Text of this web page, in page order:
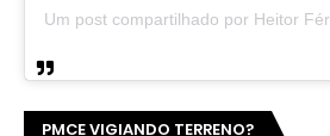
PMCE VIGIANDO TERRENO?